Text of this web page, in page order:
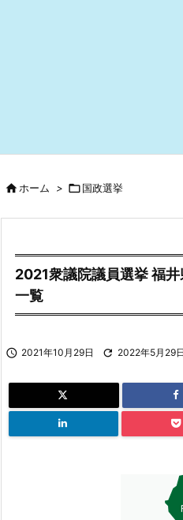
ホーム > 国政選挙
2021衆議院議員選挙 福
一覧
 2021年10月29日  2022年5月29日